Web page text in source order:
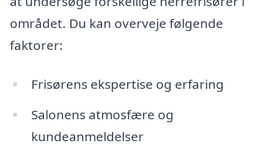
området. Du kan overveje følgende
faktorer:
Frisørens ekspertise og erfaring
Salonens atmosfære og
kundeanmeldelser